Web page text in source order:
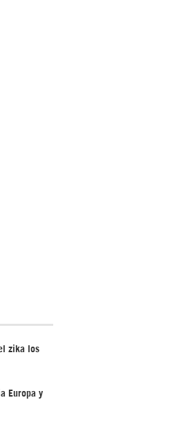
zika los
Europa y